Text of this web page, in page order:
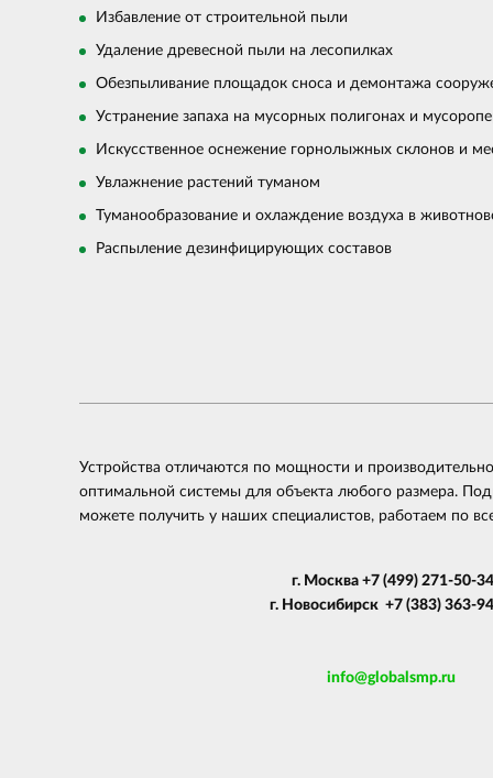
Избавление от строительной пыли
Удаление древесной пыли на лесопилках
Обезпыливание площадок сноса и демонтажа
Устранение запаха на мусорных полигонах и
Искусственное оснежение горнолыжных склонов и
Увлажнение растений туманом
Туманообразование и охлаждение воздуха в
Распыление дезинфицирующих составов
Устройства отличаются по мощности и
оптимальной системы для объекта любого размера.
можете получить у наших специалистов, работаем по
г. Москва +7 (499) 271-50-34
г. Новосибирск +7 (383) 363-
info@globalsmp.ru